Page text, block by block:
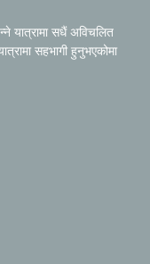
यात्रामा सधैं अविचलित
सहभागी हुनुभएकोमा